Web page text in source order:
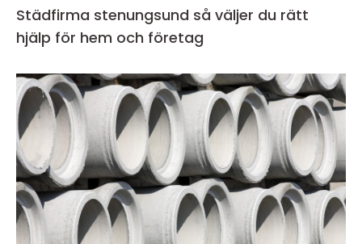
Städfirma stenungsund så väljer du rätt
hjälp för hem och företag